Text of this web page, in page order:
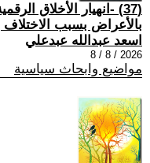
(37) -انهيار الأخلاق
بالأعراض بسبب الاختلاف
اسعد عبدالله عبدعلي
2026 / 8 / 8
مواضيع وابحاث سياسية